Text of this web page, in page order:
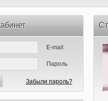
E-mail
Пароль
Забыли пароль?